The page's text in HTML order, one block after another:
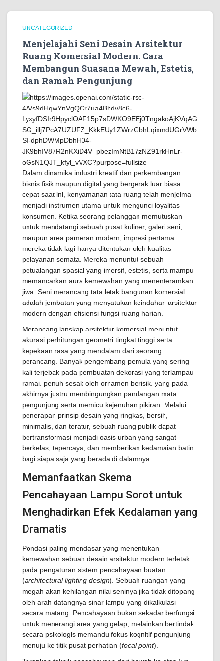
UNCATEGORIZED
Menjelajahi Seni Desain Arsitektur
Ruang Komersial Modern: Cara
Membangun Suasana Mewah, Estetis,
dan Ramah Pengunjung
Dalam dinamika industri kreatif dan perkembangan
bisnis fisik maupun digital yang bergerak luar biasa
cepat saat ini, kenyamanan tata ruang telah menjelma
menjadi instrumen utama untuk mengunci loyalitas
konsumen. Ketika seorang pelanggan memutuskan
untuk mendatangi sebuah pusat kuliner, galeri seni,
maupun area pameran modern, impresi pertama
mereka tidak lagi hanya ditentukan oleh kualitas
pelayanan semata. Mereka menuntut sebuah
petualangan spasial yang imersif, estetis, serta mampu
memancarkan aura kemewahan yang menenteramkan
jiwa. Seni merancang tata letak bangunan komersial
adalah jembatan yang menyatukan keindahan arsitektur
modern dengan efisiensi fungsi ruang harian.
Merancang lanskap arsitektur komersial menuntut
akurasi perhitungan geometri tingkat tinggi serta
kepekaan rasa yang mendalam dari seorang
perancang. Banyak pengembang pemula yang sering
kali terjebak pada pembuatan dekorasi yang terlampau
ramai, penuh sesak oleh ornamen berisik, yang pada
akhirnya justru membingungkan pandangan mata
pengunjung serta memicu kejenuhan pikiran. Melalui
penerapan prinsip desain yang ringkas, bersih,
minimalis, dan teratur, sebuah ruang publik dapat
bertransformasi menjadi oasis urban yang sangat
berkelas, tepercaya, dan memberikan kedamaian batin
bagi siapa saja yang berada di dalamnya.
Memanfaatkan Skema
Pencahayaan Lampu Sorot untuk
Menghadirkan Efek Kedalaman yang
Dramatis
Pondasi paling mendasar yang menentukan
kemewahan sebuah desain arsitektur modern terletak
pada pengaturan sistem pencahayaan buatan
(architectural lighting design). Sebuah ruangan yang
megah akan kehilangan nilai seninya jika tidak ditopang
oleh arah datangnya sinar lampu yang dikalkulasi
secara matang. Pencahayaan bukan sekadar berfungsi
untuk menerangi area yang gelap, melainkan bertindak
secara psikologis memandu fokus kognitif pengunjung
menuju ke titik pusat perhatian (focal point).